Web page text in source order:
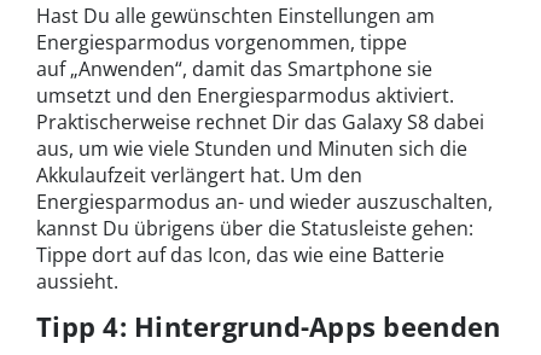
Hast Du alle gewünschten Einstellungen am
Energiesparmodus vorgenommen, tippe
auf „Anwenden“, damit das Smartphone sie
umsetzt und den Energiesparmodus aktiviert.
Praktischerweise rechnet Dir das Galaxy S8 dabei
aus, um wie viele Stunden und Minuten sich die
Akkulaufzeit verlängert hat. Um den
Energiesparmodus an- und wieder auszuschalten,
kannst Du übrigens über die Statusleiste gehen:
Tippe dort auf das Icon, das wie eine Batterie
aussieht.
Tipp 4: Hintergrund-Apps beenden